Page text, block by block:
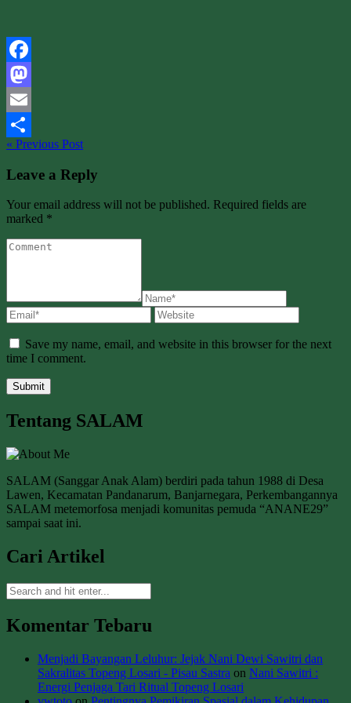
Facebook
Mastodon
Email
Share
« Previous Post
Leave a Reply
Your email address will not be published. Required fields are
marked *
Save my name, email, and website in this browser for the next
time I comment.
Tentang SALAM
SALAM (Sanggar Anak Alam) berdiri pada tahun 1988 di Desa
Lawen, Kecamatan Pandanarum, Banjarnegara, Perkembangannya
SALAM metemorfosa menjadi komunitas pemuda “ANANE29”
sampai saat ini.
Cari Artikel
Komentar Tebaru
Menjadi Bayangan Leluhur: Jejak Nani Dewi Sawitri dan
Sakralitas Topeng Losari - Pisau Sastra on Nani Sawitri :
Energi Penjaga Tari Ritual Topeng Losari